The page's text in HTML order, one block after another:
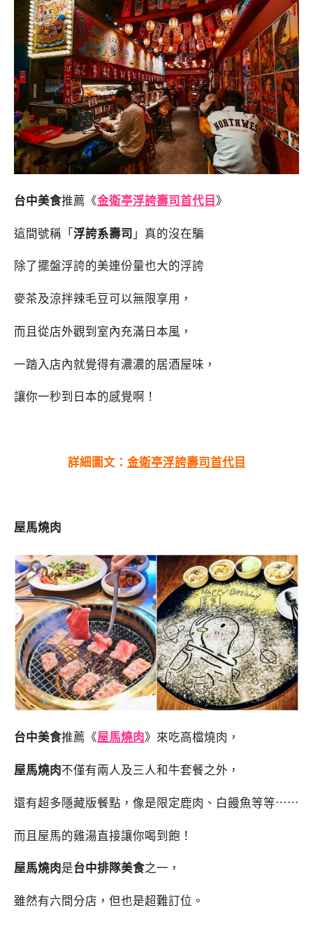
台中美食推薦《金衛亭浮誇壽司首代目》
這間號稱「浮誇系壽司 」真的沒在騙
除了擺盤浮誇的美連份量也大的浮誇
麥茶及涼拌辣毛豆可以無限享用，
而且從店外觀到室內充滿日本風，
一踏入店內就覺得有濃濃的居酒屋味，
讓你一秒到日本的感覺啊！
詳細圖文： 金衛亭浮誇壽司首代目
屋馬燒肉
台中美食推薦《屋馬燒肉》來吃高檔燒肉，
屋馬燒肉不僅有兩人及三人和牛套餐之外，
還有超多隱藏版餐點，像是限定鹿肉、白饅魚等等⋯⋯
而且屋馬的雞湯直接讓你喝到飽！
屋馬燒肉是台中排隊美食之一，
雖然有六間分店，但也是超難訂位。